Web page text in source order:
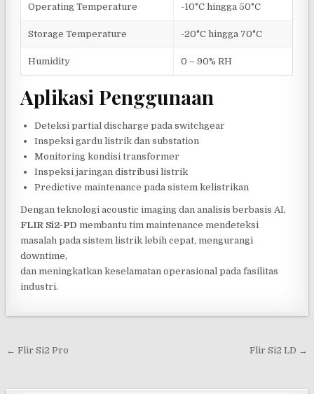
Operating Temperature -10°C hingga 50°C
Storage Temperature -20°C hingga 70°C
Humidity 0 – 90% RH
Aplikasi Penggunaan
Deteksi partial discharge pada switchgear
Inspeksi gardu listrik dan substation
Monitoring kondisi transformer
Inspeksi jaringan distribusi listrik
Predictive maintenance pada sistem kelistrikan
Dengan teknologi acoustic imaging dan analisis berbasis AI,
FLIR Si2-PD membantu tim maintenance mendeteksi
masalah pada sistem listrik lebih cepat, mengurangi
downtime,
dan meningkatkan keselamatan operasional pada fasilitas
industri.
Post navigation
← Flir Si2 Pro Flir Si2 LD →